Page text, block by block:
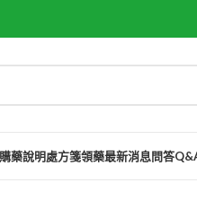
藥說明處方箋領藥最新消息問答